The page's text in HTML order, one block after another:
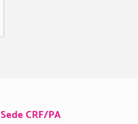
Sede CRF/PA